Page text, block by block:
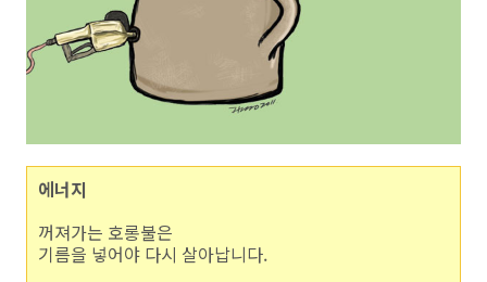
에너지
꺼져가는 호롱불은
기름을 넣어야 다시 살아납니다.